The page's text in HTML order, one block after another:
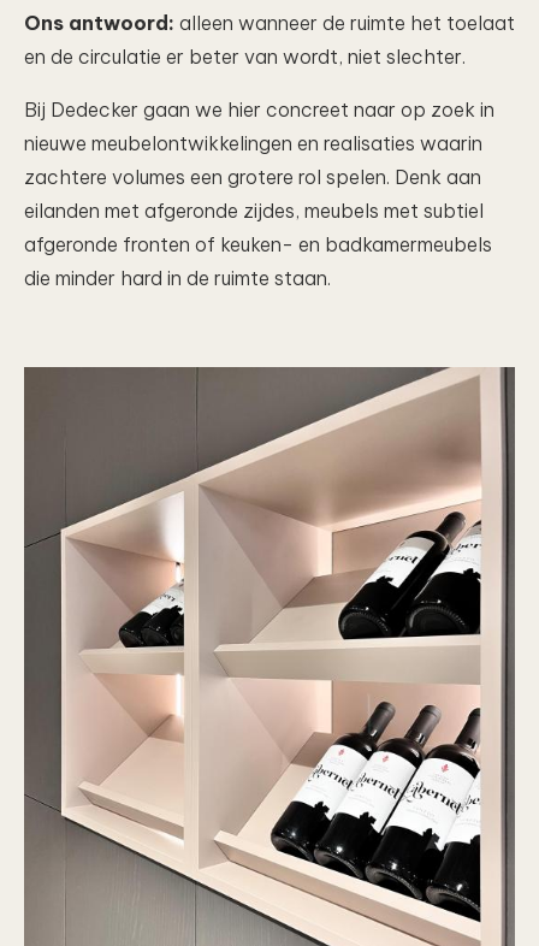
Ons antwoord: alleen wanneer de ruimte het toelaat
en de circulatie er beter van wordt, niet slechter.
Bij Dedecker gaan we hier concreet naar op zoek in
nieuwe meubelontwikkelingen en realisaties waarin
zachtere volumes een grotere rol spelen. Denk aan
eilanden met afgeronde zijdes, meubels met subtiel
afgeronde fronten of keuken- en badkamermeubels
die minder hard in de ruimte staan.